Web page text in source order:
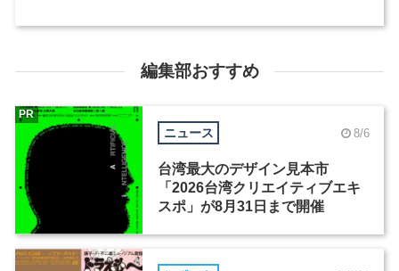
編集部おすすめ
ニュース 8/6
台湾最大のデザイン見本市
「2026台湾クリエイティブエキ
スポ」が8月31日まで開催
PR